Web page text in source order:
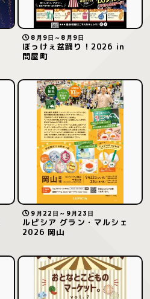
8月9日～8月9日
ぼっけぇ盆踊り！2026 in
問屋町
9月22日～9月23日
ルピシア グラン・マルシェ
2026 岡山